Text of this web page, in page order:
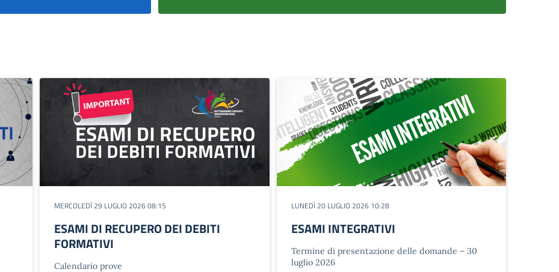
MERCOLEDÌ 29 LUGLIO 2026 08:15
ESAMI DI RECUPERO DEI DEBITI
FORMATIVI
Calendario prove
LUNEDÌ 20 LUGLIO 2026 10:28
ESAMI INTEGRATIVI
Termine di presentazione delle domande – 30
luglio 2026